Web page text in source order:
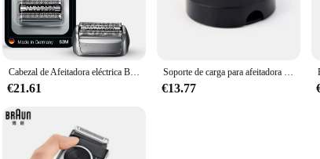
Cabezal de Afeitadora eléctrica Braun Series 8 83M cabezal de afeitadora eléctrica de repuesto plateado para afeitadoras eléctricas 8325s 8330s 8340s 8345s
€21.61
Soporte de carga para afeitadora Braun compatible con afeitadoras eléctricas Bruan Series 5/6/7
€13.77